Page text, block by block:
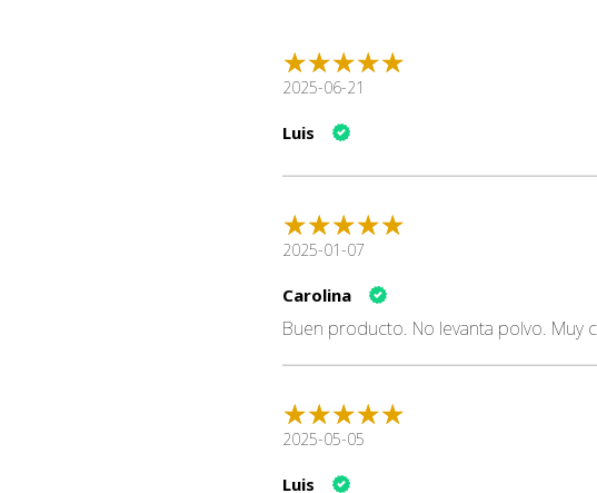
2025-06-21
Luis
2025-01-07
Carolina
Buen producto. No levanta polvo. Muy
2025-05-05
Luis